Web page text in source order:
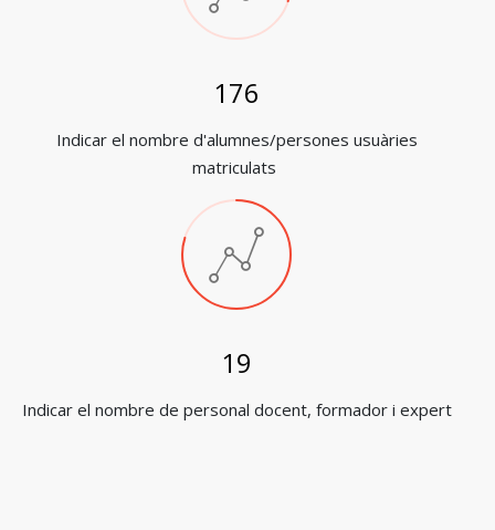
194
Indicar el nombre d'alumnes/persones usuàries
matriculats
23
Indicar el nombre de personal docent, formador i expert